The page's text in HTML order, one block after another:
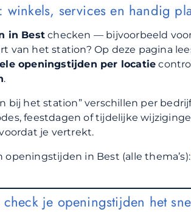
winkels, services en handig
in Best checken — bijvoorbeeld
van het station? Op deze pagina
openingstijden per locatie
.
bij het station” verschillen per
feestdagen of tijdelijke
je vertrekt.
in Best (alle thema’s):
je openingstijden het